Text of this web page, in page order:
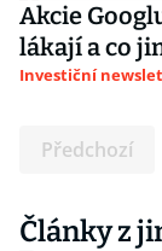
Akcie
lákají a co
Investiční
Předchozí
Články z